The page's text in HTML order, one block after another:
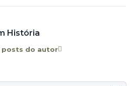
História
posts do autor